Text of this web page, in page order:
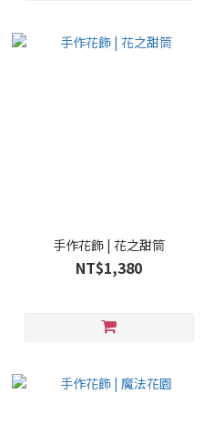
手作花飾 | 花之甜筒
NT$1,380